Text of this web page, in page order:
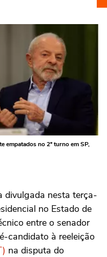
empatados no 2º turno em SP,
divulgada nesta terça-
no Estado de
entre o senador
candidato à reeleição
na disputa do